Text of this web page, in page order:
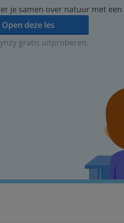
je samen over natuur met
Open deze les
gratis uitproberen.